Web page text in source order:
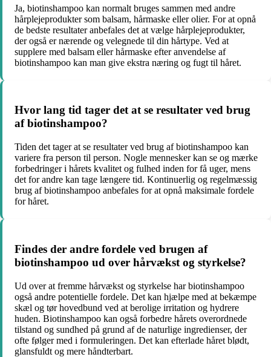
Ja, biotinshampoo kan normalt bruges sammen med andre
hårplejeprodukter som balsam, hårmaske eller olier. For at opnå
de bedste resultater anbefales det at vælge hårplejeprodukter,
der også er nærende og velegnede til din hårtype. Ved at
supplere med balsam eller hårmaske efter anvendelse af
biotinshampoo kan man give ekstra næring og fugt til håret.
Hvor lang tid tager det at se resultater ved brug
af biotinshampoo?
Tiden det tager at se resultater ved brug af biotinshampoo kan
variere fra person til person. Nogle mennesker kan se og mærke
forbedringer i hårets kvalitet og fulhed inden for få uger, mens
det for andre kan tage længere tid. Kontinuerlig og regelmæssig
brug af biotinshampoo anbefales for at opnå maksimale fordele
for håret.
Findes der andre fordele ved brugen af
biotinshampoo ud over hårvækst og styrkelse?
Ud over at fremme hårvækst og styrkelse har biotinshampoo
også andre potentielle fordele. Det kan hjælpe med at bekæmpe
skæl og tør hovedbund ved at berolige irritation og hydrere
huden. Biotinshampoo kan også forbedre hårets overordnede
tilstand og sundhed på grund af de naturlige ingredienser, der
ofte følger med i formuleringen. Det kan efterlade håret blødt,
glansfuldt og mere håndterbart.